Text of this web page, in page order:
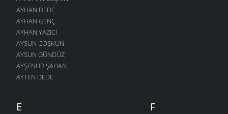
İNSANLIK
24 OCAK 2011
GELSIN -2
19 ARALIK 2010
ÇOCUĞUM
13 ARALIK 2010
AYHAN DEDE
AYHAN GENÇ
AYHAN YAZICI
AYSUN COŞKUN
AYSUN GÜNDÜZ
AYŞENUR ŞAHAN
AYTEN DEDE
E F